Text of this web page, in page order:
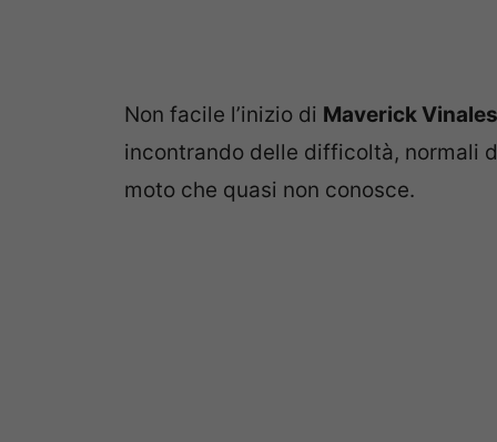
Non facile l’inizio di Maverick Vinales
incontrando delle difficoltà, normali
moto che quasi non conosce.